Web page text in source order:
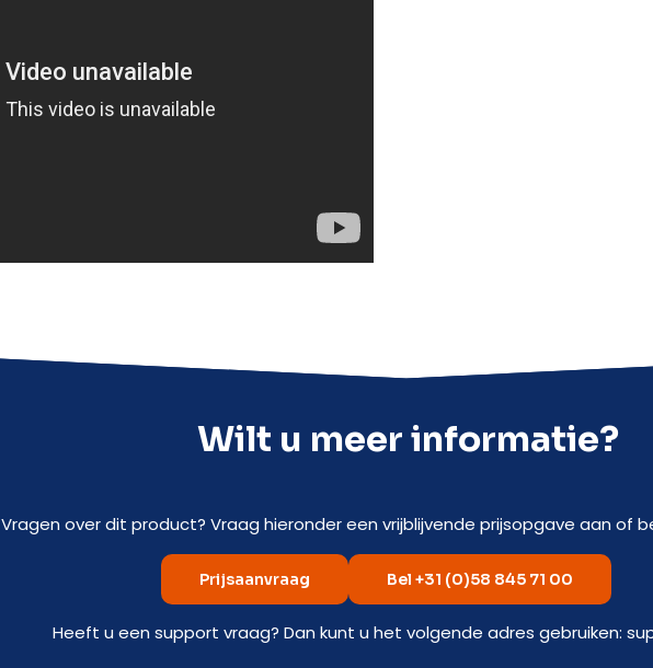
Wilt u meer informatie?
Vragen over dit product? Vraag hieronder een vrijblijvende prijsopgave aan of
Prijsaanvraag Bel +31 (0)58 845 71 00
Heeft u een support vraag? Dan kunt u het volgende adres gebruiken: